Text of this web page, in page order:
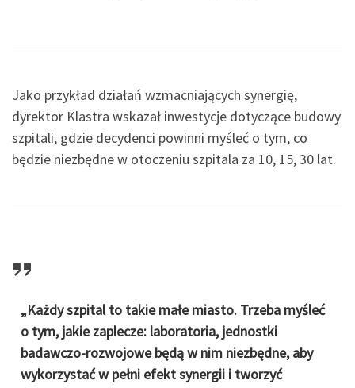
Jako przykład działań wzmacniających synergię,
dyrektor Klastra wskazał inwestycje dotyczące budowy
szpitali, gdzie decydenci powinni myśleć o tym, co
będzie niezbędne w otoczeniu szpitala za 10, 15, 30 lat.
„Każdy szpital to takie małe miasto. Trzeba myśleć
o tym, jakie zaplecze: laboratoria, jednostki
badawczo-rozwojowe będą w nim niezbędne, aby
wykorzystać w pełni efekt synergii i tworzyć